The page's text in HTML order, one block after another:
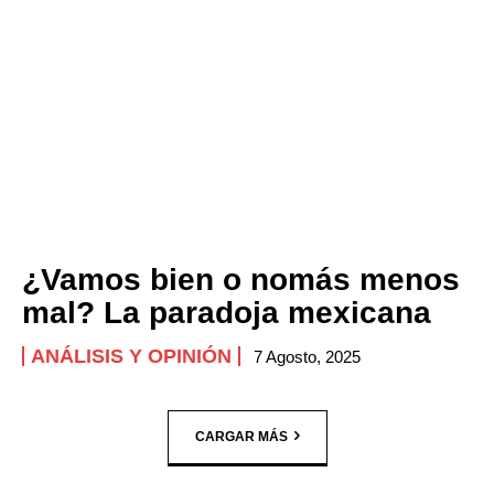
¿Vamos bien o nomás menos
mal? La paradoja mexicana
ANÁLISIS Y OPINIÓN 7 Agosto, 2025
CARGAR MÁS